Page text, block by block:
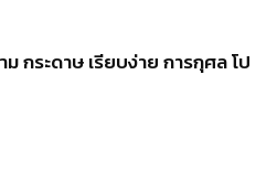
กระดาษ เรียบง่าย การกุศล โป